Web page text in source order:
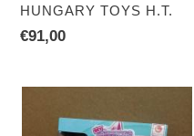
VENDITORE
HUNGARY TOYS H.T.
Prezzo
€91,00